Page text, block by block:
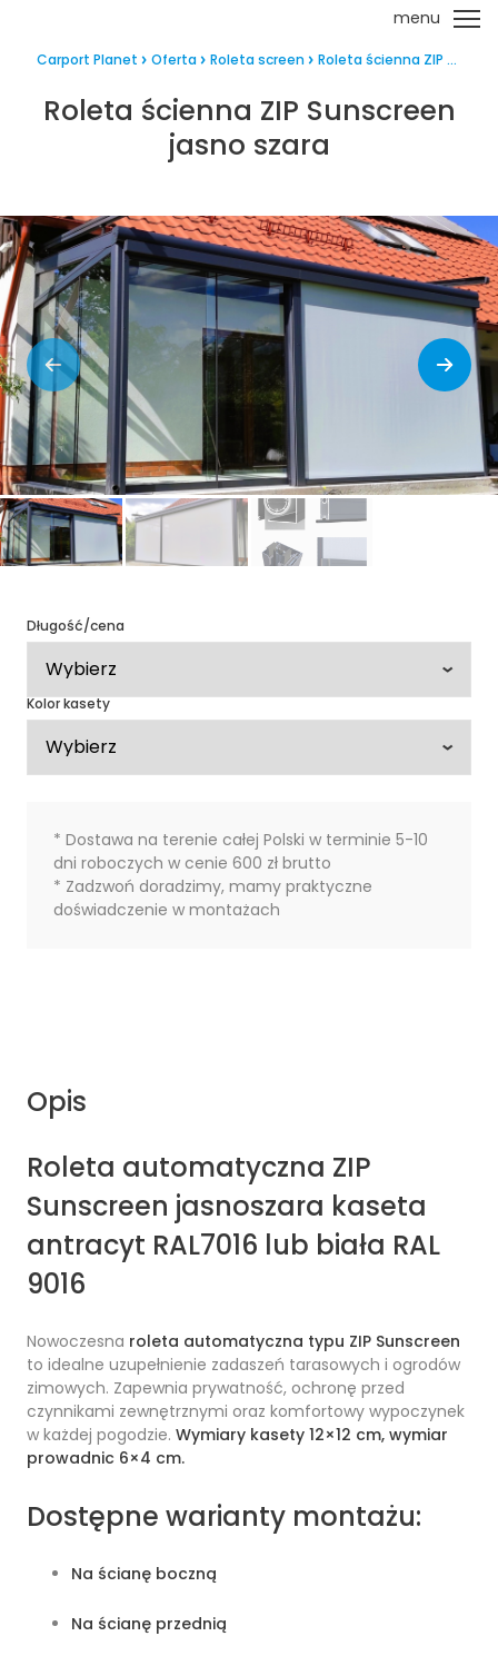
menu
Carport Planet Oferta Roleta screen Roleta ścienna ZIP ...
Roleta ścienna ZIP Sunscreen
jasno szara
Długość/cena
Kolor kasety
* Dostawa na terenie całej Polski w terminie 5-10
dni roboczych w cenie 600 zł brutto
* Zadzwoń doradzimy, mamy praktyczne
doświadczenie w montażach
Opis
Roleta automatyczna ZIP
Sunscreen jasnoszara kaseta
antracyt RAL7016 lub biała RAL
9016
Nowoczesna roleta automatyczna typu ZIP Sunscreen
to idealne uzupełnienie zadaszeń tarasowych i ogrodów
zimowych. Zapewnia prywatność, ochronę przed
czynnikami zewnętrznymi oraz komfortowy wypoczynek
w każdej pogodzie. Wymiary kasety 12×12 cm, wymiar
prowadnic 6×4 cm.
Dostępne warianty montażu:
Na ścianę boczną
Na ścianę przednią